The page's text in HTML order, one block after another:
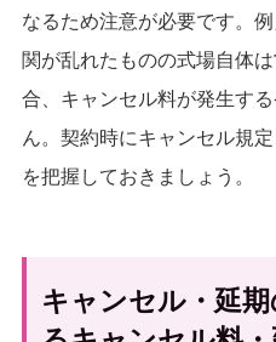
なるため注意が必要です。
関が乱れたものの式場自体
合、キャンセル料が発生す
ん。契約時にキャンセル規
を把握しておきましょう。
キャンセル・延